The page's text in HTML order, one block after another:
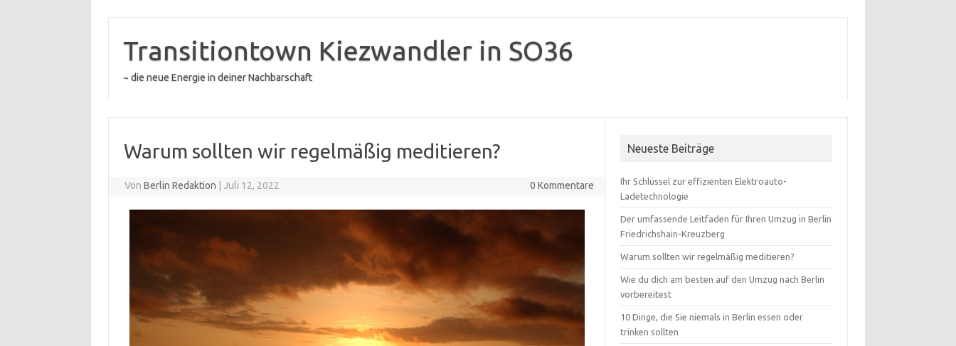
springen
Transitiontown Kiezwandler in SO36
~ die neue Energie in deiner Nachbarschaft
Warum sollten wir regelmäßig meditieren?
VonBerlin Redaktion Juli 12, 2022 0 Kommentare
Neueste Beiträge
Ihr Schlüssel zur effizienten Elektroauto-
Ladetechnologie
Der umfassende Leitfaden für Ihren Umzug in Berlin
Friedrichshain-Kreuzberg
Warum sollten wir regelmäßig meditieren?
Wie du dich am besten auf den Umzug nach Berlin
vorbereitest
10 Dinge, die Sie niemals in Berlin essen oder
trinken sollten